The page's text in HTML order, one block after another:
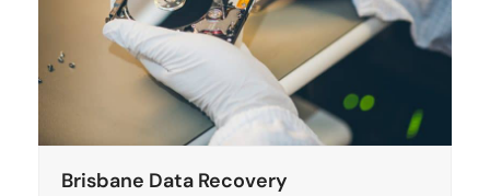
Brisbane Data Recovery